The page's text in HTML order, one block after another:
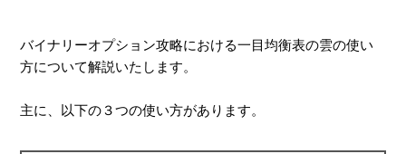
バイナリーオプション攻略における一目均衡表の雲の使い
方について解説いたします。
主に、以下の３つの使い方があります。